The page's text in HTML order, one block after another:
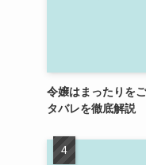
令嬢はまったりを
タバレを徹底解説